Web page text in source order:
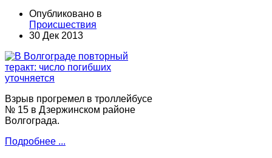
Опубликовано в
Происшествия
30 Дек 2013
Взрыв прогремел в троллейбусе
№ 15 в Дзержинском районе
Волгограда.
Подробнее ...